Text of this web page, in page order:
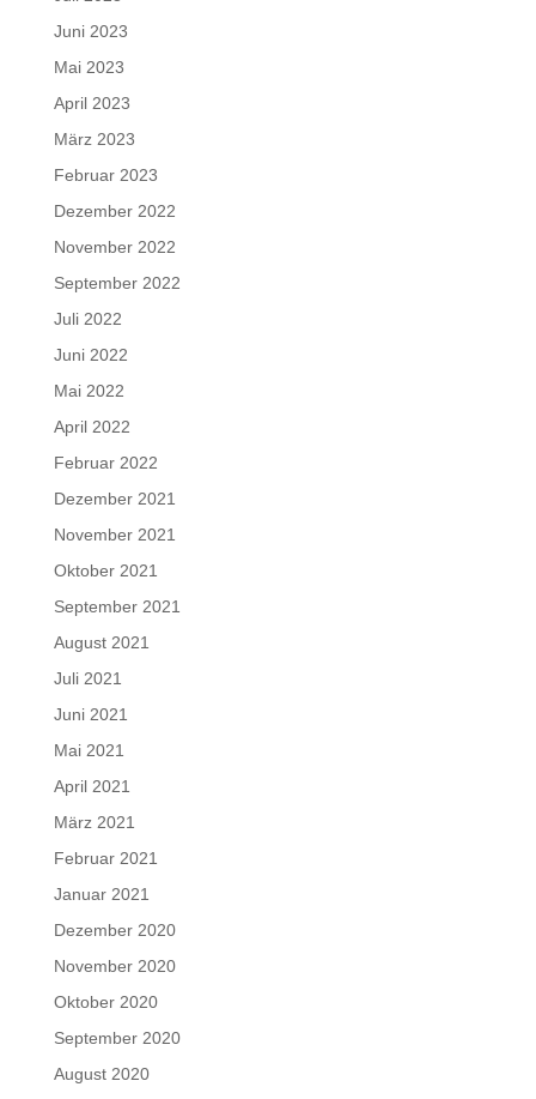
Juni 2023
Mai 2023
April 2023
März 2023
Februar 2023
Dezember 2022
November 2022
September 2022
Juli 2022
Juni 2022
Mai 2022
April 2022
Februar 2022
Dezember 2021
November 2021
Oktober 2021
September 2021
August 2021
Juli 2021
Juni 2021
Mai 2021
April 2021
März 2021
Februar 2021
Januar 2021
Dezember 2020
November 2020
Oktober 2020
September 2020
August 2020